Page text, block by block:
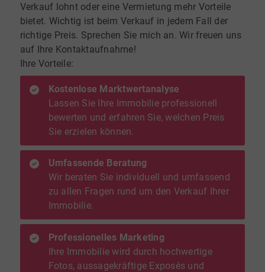
Verkauf lohnt oder eine Vermietung mehr Vorteile
bietet. Wichtig ist beim Verkauf in jedem Fall der
richtige Preis. Sprechen Sie mich an. Wir freuen uns
auf Ihre Kontaktaufnahme!
Ihre Vorteile:
Kostenlose Marktwertanalyse
Lassen Sie Ihre Immobilie professionell
bewerten und erfahren Sie, welchen Preis
Sie erzielen können.
Umfassende Beratung
Wir beraten Sie individuell und umfassend
zu allen Fragen rund um den Verkauf Ihrer
Immobilie.
Professionelles Marketing
Ihre Immobilie wird durch hochwertige
Fotos, aussagekräftige Exposés und